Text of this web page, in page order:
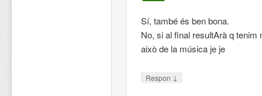
Sí, també és ben bona.
No, si al final resultArà q tenim
això de la música je je
Respon ↓